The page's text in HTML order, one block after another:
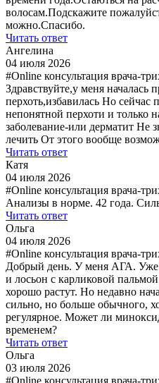
волосам.Подскажите
можно.Спасибо.
Читать ответ
Ангелина
04 июля 2026
#Online консультация врача-
Здравствуйте,у меня началась
перхоть,избавилась Но
непонятной перхоти и только
заболевание-или дерматит Не
лечить От этого вообще
Читать ответ
Катя
04 июля 2026
#Online консультация врача-
Анализы в норме. 42 года.
Читать ответ
Ольга
04 июля 2026
#Online консультация врача-
Добрый день. У меня АГА. Уже
и лосьон с карликовой
хорошо растут. Но недавно
сильно, но больше обычного,
регулярное. Может ли
временем?
Читать ответ
Ольга
03 июля 2026
#Online консультация врача-